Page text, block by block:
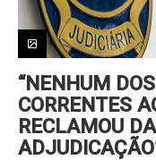
“NENHUM
CORRENTES
RECLAMOU